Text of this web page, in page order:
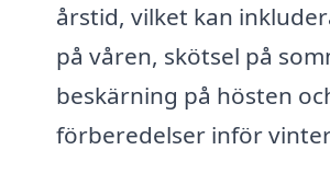
årstid, vilket kan
på våren, skötsel på
beskärning på hösten
förberedelser inför